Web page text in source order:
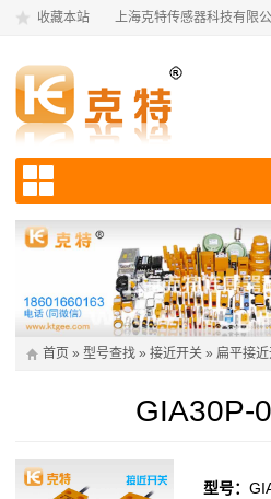
收藏本站 上海克特传感器科技有限
首页 » 型号查找 » 接近开关 » 扁平接
GIA30P-
型号：